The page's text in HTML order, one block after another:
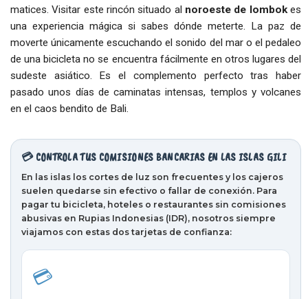
matices. Visitar este rincón situado al noroeste de lombokes
una experiencia mágica si sabes dónde meterte. La paz de
moverte únicamente escuchando el sonido del mar o el pedaleo
de una bicicleta no se encuentra fácilmente en otros lugares del
sudeste asiático. Es el complemento perfecto tras haber
pasado unos días de caminatas intensas, templos y volcanes
en el caos bendito de Bali.
💳 CONTROLA TUS COMISIONES BANCARIAS EN LAS ISLAS GILI
En las islas los cortes de luz son frecuentes y los cajeros
suelen quedarse sin efectivo o fallar de conexión. Para
pagar tu bicicleta, hoteles o restaurantes sin comisiones
abusivas en Rupias Indonesias (IDR), nosotros siempre
viajamos con estas dos tarjetas de confianza:
💳